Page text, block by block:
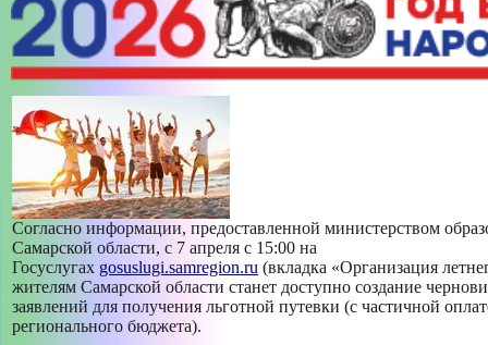
МАСТЕР-КЛАСС "ПРОФИЛЬНАЯ СМЕНА «РИСУЮ КАК
ХУДОЖНИК»""
МАСТЕР-КЛАСС "РУССКАЯ НАРОДНАЯ КУКЛА
«ЖЕЛАННИЦА»""
МАСТЕР-КЛАСС "САМ СЕБЕ ВИЗАЖИСТ""
МАСТЕР-КЛАСС "СОЛНЕЧНЫЙ АНГЕЛ""
-->
ИСТОРИЯ СОЗДАНИЯ ДВОРЦА
СВЕДЕНИЯ ОБ ОБРАЗОВАТЕЛЬНОЙ ОРГАНИЗАЦИИ
Согласно информации, предоставленной министерством
Самарской области, с 7 апреля с 15:00 на
Госуслугах gosuslugi.samregion.ru (вкладка «Организация
жителям Самарской области станет доступно создание
заявлений для получения льготной путевки (с частичной
регионального бюджета).